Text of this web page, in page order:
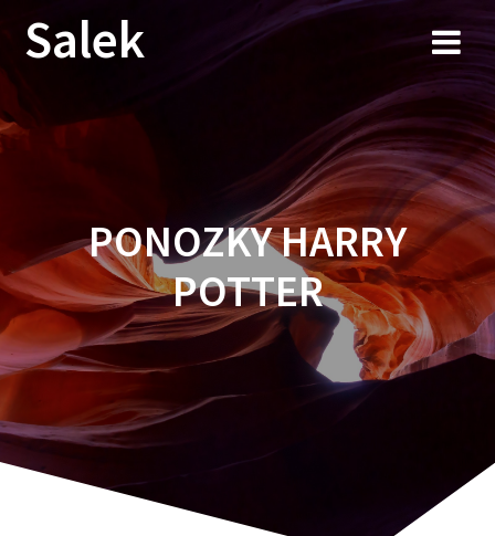
Przejdź
do
Salek
PONOZKY HARRY
POTTER